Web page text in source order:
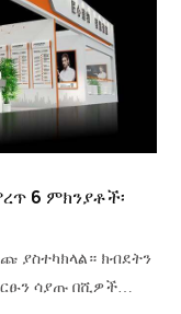
6 ምክንያቶች፡
ያስተካክላል። ክብደትን
ሳያጡ በሺዎች